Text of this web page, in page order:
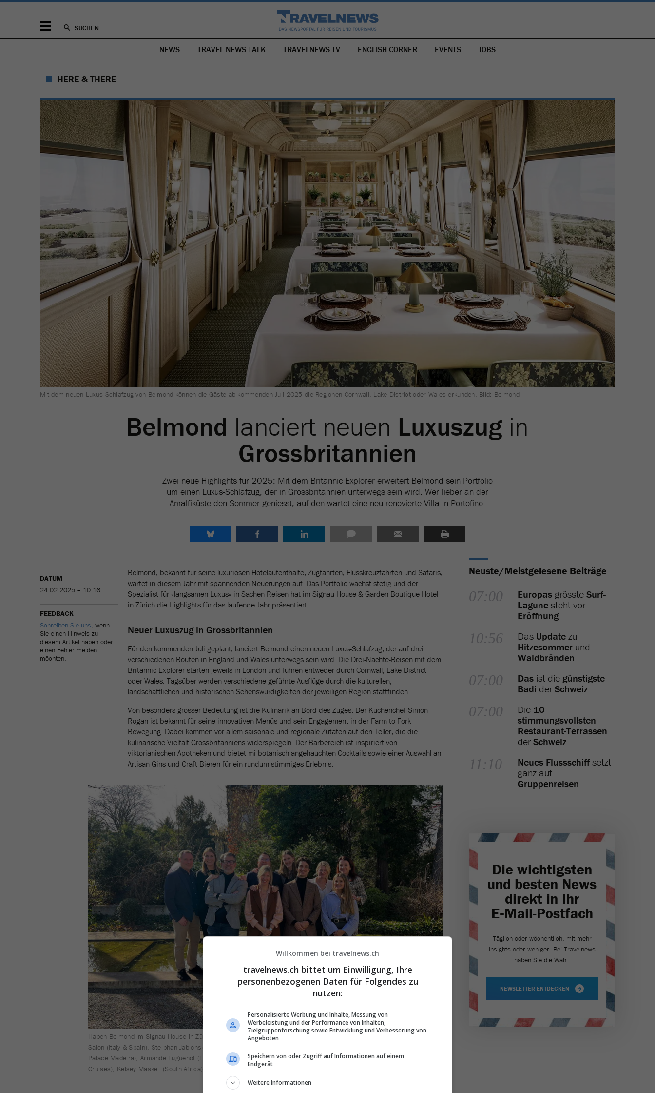
SUCHEN
NAVIGATION
ÜBERSPRINGEN
NEWS TRAVEL NEWS TALK TRAVELNEWS TV ENGLISH CORNER EVENTS JOBS
HERE & THERE
Mit dem neuen Luxus-Schlafzug von Belmond können die Gäste ab kommenden Juli 2025 die Regionen Cornwall, Lake-District oder Wales erkunden. Bild: Belmond
Belmond lanciert neuen Luxuszug in
Grossbritannien
Zwei neue Highlights für 2025: Mit dem Britannic Explorer erweitert Belmond sein Portfolio
um einen Luxus-Schlafzug, der in Grossbritannien unterwegs sein wird. Wer lieber an der
Amalfiküste den Sommer geniesst, auf den wartet eine neu renovierte Villa in Portofino.
DATUM
24.02.2025 – 10:16
FEEDBACK
Schreiben Sie uns, wenn
Sie einen Hinweis zu
diesem Artikel haben oder
einen Fehler melden
möchten.
Belmond, bekannt für seine luxuriösen Hotelaufenthalte, Zugfahrten, Flusskreuzfahrten und Safaris,
wartet in diesem Jahr mit spannenden Neuerungen auf. Das Portfolio wächst stetig und der
Spezialist für «langsamen Luxus» in Sachen Reisen hat im Signau House & Garden Boutique-Hotel
in Zürich die Highlights für das laufende Jahr präsentiert.
Neuer Luxuszug in Grossbritannien
Für den kommenden Juli geplant, lanciert Belmond einen neuen Luxus-Schlafzug, der auf drei
verschiedenen Routen in England und Wales unterwegs sein wird. Die Drei-Nächte-Reisen mit dem
Britannic Explorer starten jeweils in London und führen entweder durch Cornwall, Lake-District
oder Wales. Tagsüber werden verschiedene geführte Ausflüge durch die kulturellen,
landschaftlichen und historischen Sehenswürdigkeiten der jeweiligen Region stattfinden.
Von besonders grosser Bedeutung ist die Kulinarik an Bord des Zuges: Der Küchenchef Simon
Rogan ist bekannt für seine innovativen Menüs und sein Engagement in der Farm-to-Fork-
Bewegung. Dabei kommen vor allem saisonale und regionale Zutaten auf den Teller, die die
kulinarische Vielfalt Grossbritanniens widerspiegeln. Der Barbereich ist inspiriert von
viktorianischen Apotheken und bietet mi botanisch angehauchten Cocktails sowie einer Auswahl an
Artisan-Gins und Craft-Bieren für ein rundum stimmiges Erlebnis.
Haben Belmond im Signau House in Zürich repräsentiert (v.l.): Gero Birkenmaier (Client Director Groups), Alexandra
Salon (Italy & Spain), Ste phan Jablonski (Senior Client Director), Tets Kato (Mexico, hinten), Pauline Engelse (Reid's
Palace Madeira), Armande Luguenot (The Cadogan London), Lorenzo Puleo (Trains & Cruises), Kate Dicks (Trains &
Cruises), Kelsey Maskell (South Africa) und Sandra Jäger (Client Director Austria & Switzerland). Bild: TN
Neuste/Meistgelesene Beiträge
07:00 Europas grösste Surf-
Lagune steht vor
Eröffnung
10:56 Das Update zu
Hitzesommer und
Waldbränden
07:00 Das ist die günstigste
Badi derSchweiz
07:00 Die 10
stimmungsvollsten
Restaurant-Terrassen
derSchweiz
11:10 Neues Flussschiff setzt
ganz auf
Gruppenreisen
Die wichtigsten
und besten News
direkt in Ihr
E‑Mail-Postfach
Täglich oder wöchentlich, mit mehr
Insights oder weniger. Bei Travel­news
haben Sie die Wahl.
NEWSLETTER ENTDECKEN
Willkommen bei travelnews.ch
travelnews.ch bittet um Einwilligung, Ihre
personenbezogenen Daten für Folgendes zu
nutzen:
Personalisierte Werbung und Inhalte, Messung von
Werbeleistung und der Performance von Inhalten,
Zielgruppenforschung sowie Entwicklung und Verbesserung von
Angeboten
Speichern von oder Zugriff auf Informationen auf einem
Endgerät
Weitere Informationen